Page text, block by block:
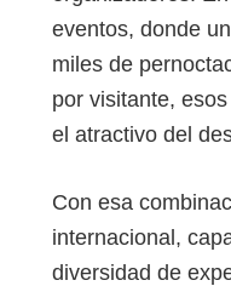
eventos, donde
miles de
por visitante,
el atractivo del
Con esa
internacional,
diversidad de